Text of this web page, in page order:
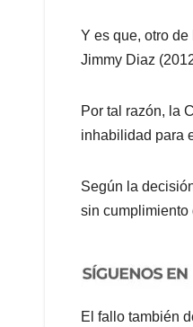
Y es que, otro
Jimmy Diaz
Por tal razón, la
inhabilidad para
Según la
sin cumplimiento
El fallo también